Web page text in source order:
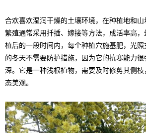
合欢喜欢湿润干燥的土壤环境，在种植地和
繁殖通常采用扦插、嫁接等方法，成活率高
植后的一段时间内，每个种植穴施基肥，光
的冬天不需要防护措施，因为它的抗寒能力
深。它是一种浅根植物，需要及时修剪其侧
态美观。